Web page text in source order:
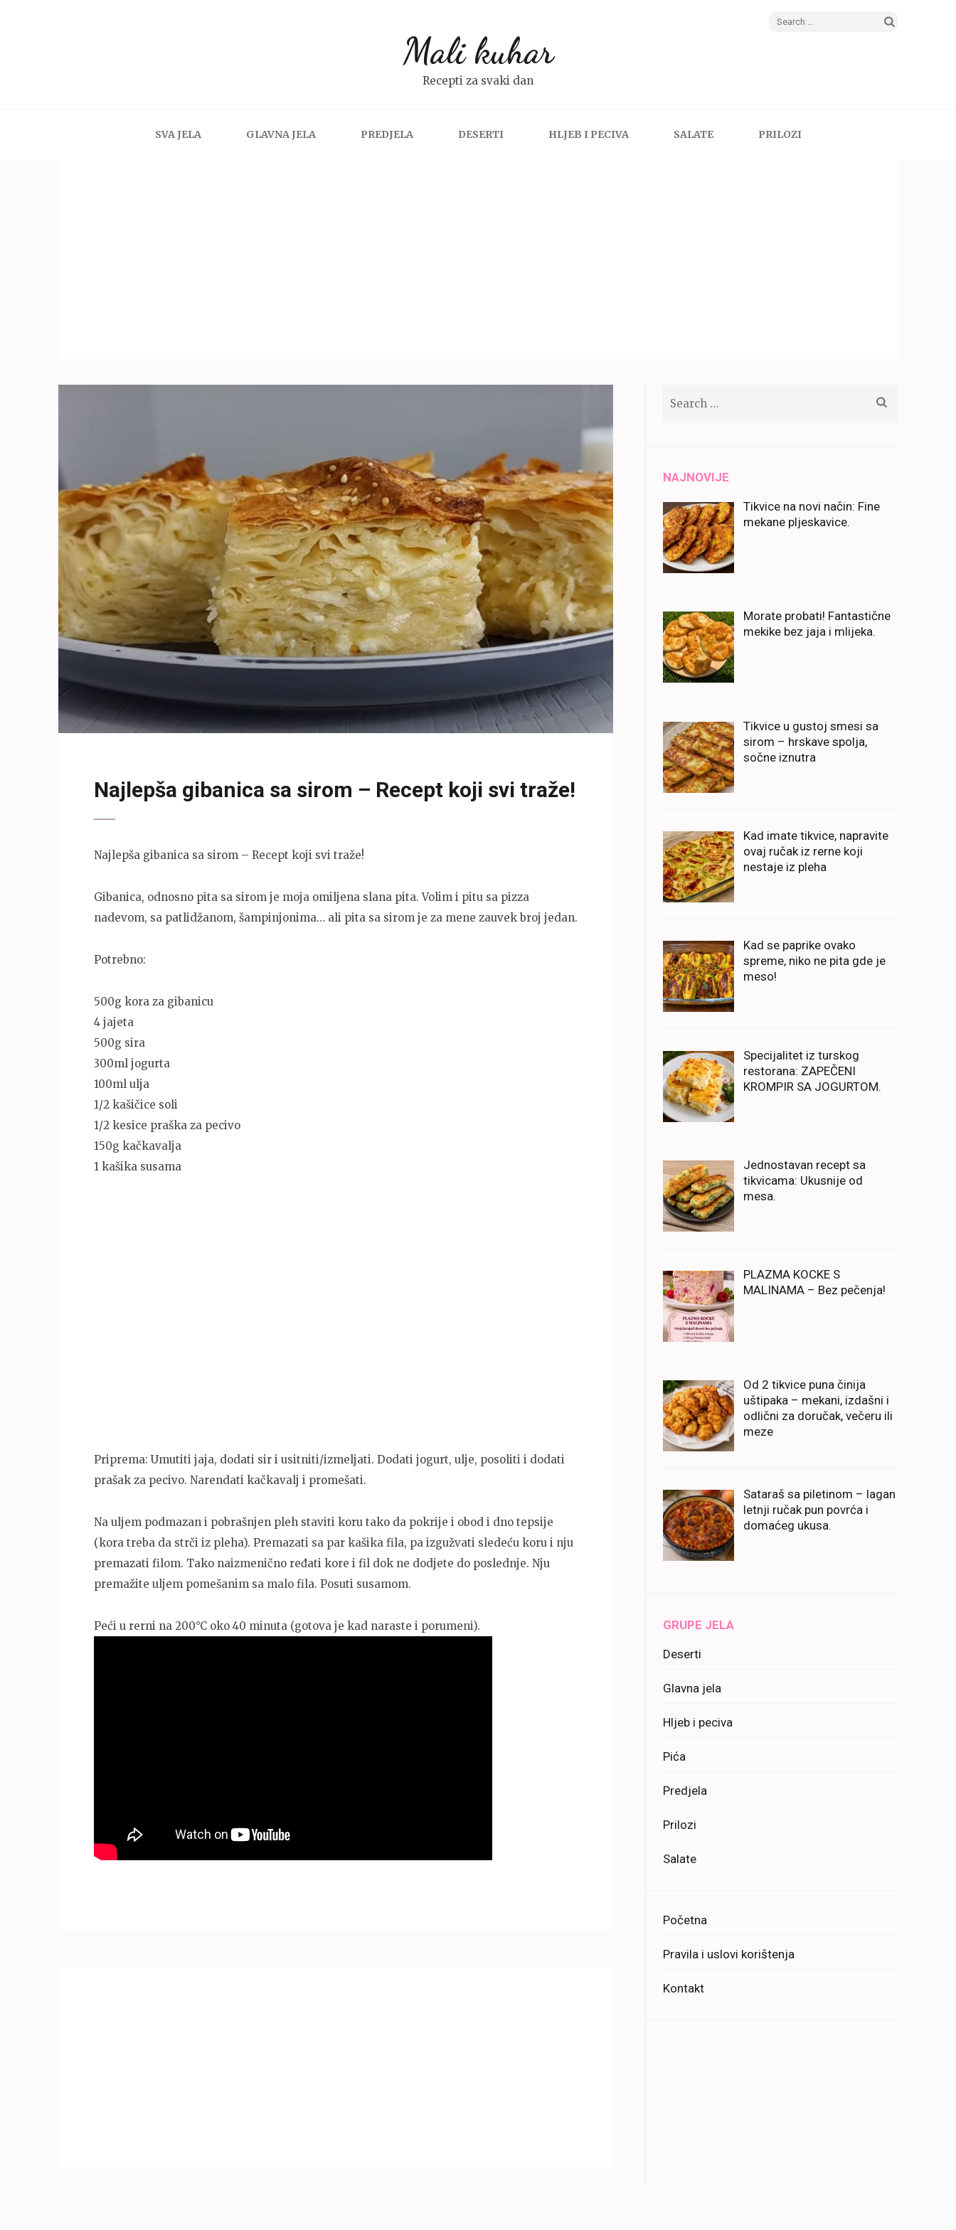
Search
Mali kuhar
Recepti za svaki dan
SVA JELA GLAVNA JELA PREDJELA DESERTI HLJEB I PECIVA SALATE PRILOZI
Najlepša gibanica sa sirom – Recept koji svi traže!
Najlepša gibanica sa sirom – Recept koji svi traže!
Gibanica, odnosno pita sa sirom je moja omiljena slana pita. Volim i pitu sa pizza
nadevom, sa patlidžanom, šampinjonima… ali pita sa sirom je za mene zauvek broj jedan.
Potrebno:
500g kora za gibanicu
4 jajeta
500g sira
300ml jogurta
100ml ulja
1/2 kašičice soli
1/2 kesice praška za pecivo
150g kačkavalja
1 kašika susama
Priprema: Umutiti jaja, dodati sir i usitniti/izmeljati. Dodati jogurt, ulje, posoliti i dodati
prašak za pecivo. Narendati kačkavalj i promešati.
Na uljem podmazan i pobrašnjen pleh staviti koru tako da pokrije i obod i dno tepsije
(kora treba da strči iz pleha). Premazati sa par kašika fila, pa izgužvati sledeću koru i nju
premazati filom. Tako naizmenično ređati kore i fil dok ne dodjete do poslednje. Nju
premažite uljem pomešanim sa malo fila. Posuti susamom.
Peći u rerni na 200°C oko 40 minuta (gotova je kad naraste i porumeni).
NAJNOVIJE
Tikvice na novi način: Fine
mekane pljeskavice.
Morate probati! Fantastične
mekike bez jaja i mlijeka.
Tikvice u gustoj smesi sa
sirom – hrskave spolja,
sočne iznutra
Kad imate tikvice, napravite
ovaj ručak iz rerne koji
nestaje iz pleha
Kad se paprike ovako
spreme, niko ne pita gde je
meso!
Specijalitet iz turskog
restorana: ZAPEČENI
KROMPIR SA JOGURTOM.
Jednostavan recept sa
tikvicama: Ukusnije od
mesa.
PLAZMA KOCKE S
MALINAMA – Bez pečenja!
Od 2 tikvice puna činija
uštipaka – mekani, izdašni i
odlični za doručak, večeru ili
meze
Sataraš sa piletinom – lagan
letnji ručak pun povrća i
domaćeg ukusa.
GRUPE JELA
Deserti
Glavna jela
Hljeb i peciva
Pića
Predjela
Prilozi
Salate
Početna
Pravila i uslovi korištenja
Kontakt